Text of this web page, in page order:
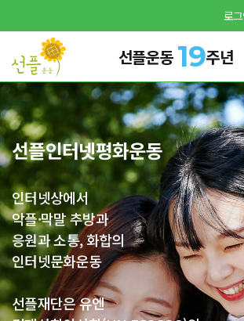
로
선플운동 19주년
선플인터넷평화운동
인터넷상에서
악플·막말 추방과
응원과 소통, 화합의
인터넷문화운동
선플재단은 유엔